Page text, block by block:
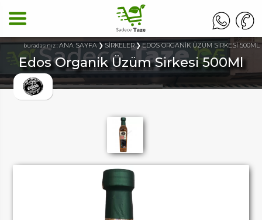
buradasınız :ANA SAYFA SİRKELER EDOS ORGANİK ÜZÜM SİRKESİ 500ML
Edos Organik Üzüm Sirkesi 500Ml